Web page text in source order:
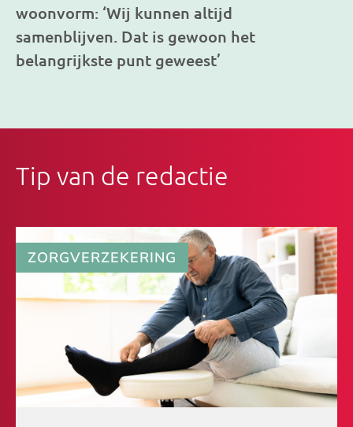
woonvorm: ‘Wij kunnen altijd
samenblijven. Dat is gewoon het
belangrijkste punt geweest’
Tip van de redactie
ZORGVERZEKERING